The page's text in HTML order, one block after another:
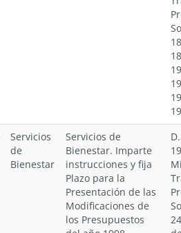
Servicios
de
Bienestar
Servicios de
Bienestar. Imparte
instrucciones y fija
Plazo para la
Presentación de las
Modificaciones de
los Presupuestos